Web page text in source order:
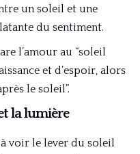
un soleil et une
du sentiment.
l’amour au “soleil
et d’espoir, alors
le soleil”.
la lumière
voir le lever du soleil